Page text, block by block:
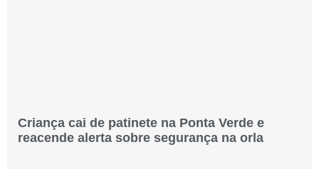
Criança cai de patinete na Ponta Verde e
reacende alerta sobre segurança na orla